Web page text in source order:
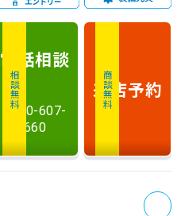
相談無料
電話相談
0120-607-
660
商談無料
来店予約